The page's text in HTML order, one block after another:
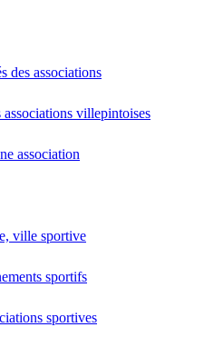
des associations
associations villepintoises
association
ville sportive
sportifs
sportives